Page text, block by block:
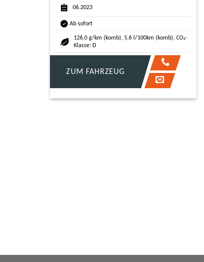
06.2023
Ab sofort
126.0 g/km (komb), 5,6 l/100km (komb), CO₂-
Klasse: D
ZUM FAHRZEUG